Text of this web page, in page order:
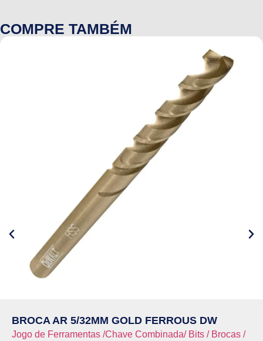
COMPRE TAMBÉM
BROCA AR 5/32MM GOLD FERROUS DW
Jogo de Ferramentas /Chave Combinada/ Bits / Brocas /